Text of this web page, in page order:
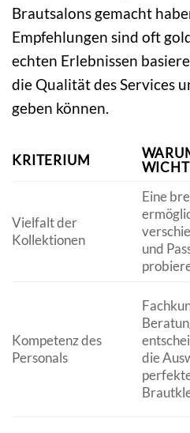
Brautsalons gemacht
Empfehlungen sind oft
echten Erlebnissen
die Qualität des Services
geben können.
KRITERIUM
Vielfalt der
Kollektionen
Eine
und
Kompetenz des
Personals
die